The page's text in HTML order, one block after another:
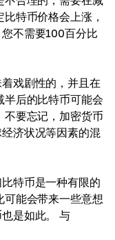
特币价格会上涨，
不需要100百分比
戏剧性的，并且在
半后的比特币可能会
不要忘记，加密货币
济状况等因素的混
特币是一种有限的
可能会带来一些意想
是如此。 与